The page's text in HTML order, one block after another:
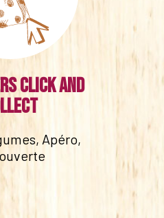
click and
Apéro,